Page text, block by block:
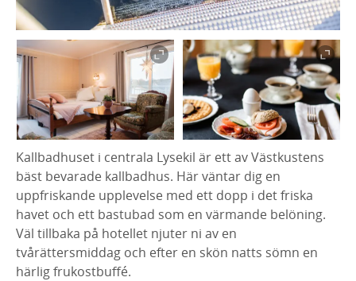
Kallbadhuset i centrala Lysekil är ett av Västkustens
bäst bevarade kallbadhus. Här väntar dig en
uppfriskande upplevelse med ett dopp i det friska
havet och ett bastubad som en värmande belöning.
Väl tillbaka på hotellet njuter ni av en
tvårättersmiddag och efter en skön natts sömn en
härlig frukostbuffé.